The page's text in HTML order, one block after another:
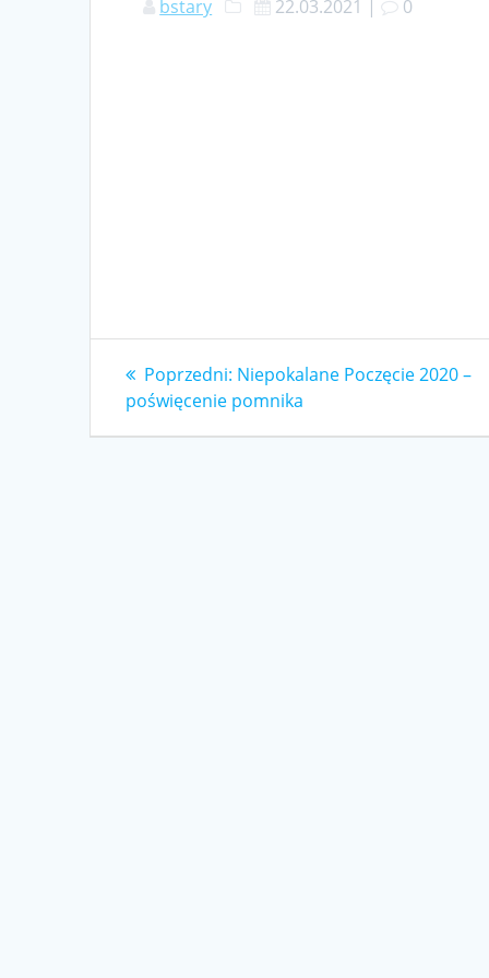
bstary 22.03.2021 | 0
Nawigacja
wpisu
Poprzedni: Poprzedni
wpis:
Niepokalane Poczęcie 2020 –
poświęcenie pomnika